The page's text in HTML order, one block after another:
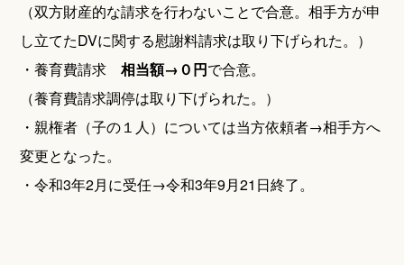
（双方財産的な請求を行わないことで合意。相手方が申
し立てたDVに関する慰謝料請求は取り下げられた。）
・養育費請求相当額→０円で合意。
（養育費請求調停は取り下げられた。）
・親権者（子の１人）については当方依頼者→相手方へ
変更となった。
・令和3年2月に受任→令和3年9月21日終了。